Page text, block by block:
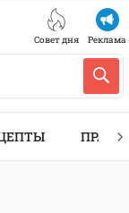
Совет дня Реклама